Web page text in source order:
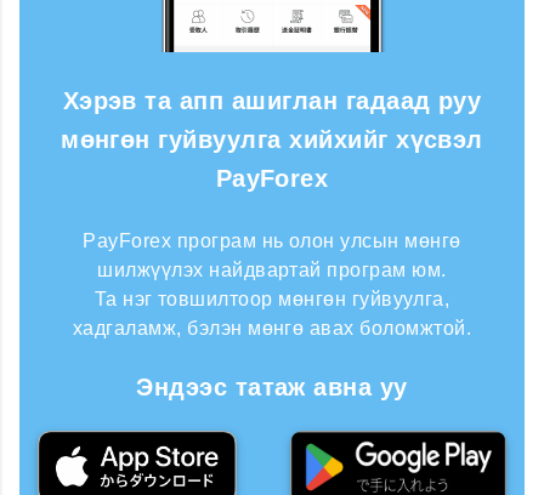
Хэрэв та апп ашиглан гадаад руу
мөнгөн гуйвуулга хийхийг хүсвэл
PayForex
PayForex програм нь олон улсын мөнгө
шилжүүлэх найдвартай програм юм.
Та нэг товшилтоор мөнгөн гуйвуулга,
хадгаламж, бэлэн мөнгө авах боломжтой.
Эндээс татаж авна уу